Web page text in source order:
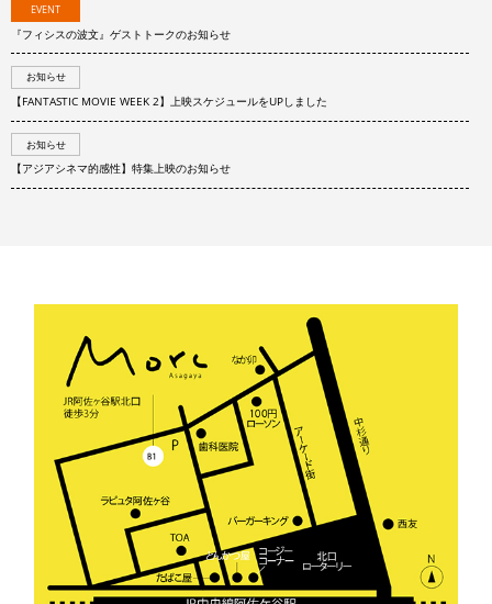
EVENT
『フィシスの波文』ゲストトークのお知らせ
お知らせ
【FANTASTIC MOVIE WEEK 2】上映スケジュールをUPしました
お知らせ
【アジアシネマ的感性】特集上映のお知らせ